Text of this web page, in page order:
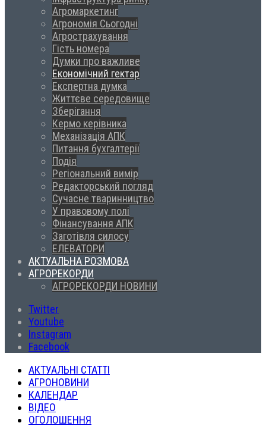
Агромаркетинг
Агрономія Сьогодні
Агрострахування
Гість номера
Думки про важливе
Економічний гектар
Експертна думка
Життєве середовище
Зберігання
Кермо керівника
Механізація АПК
Питання бухгалтерії
Подія
Регіональний вимір
Редакторський погляд
Сучасне тваринництво
У правовому полі
Фінансування АПК
Заготівля силосу
ЕЛЕВАТОРИ
АКТУАЛЬНА РОЗМОВА
АГРОРЕКОРДИ
АГРОРЕКОРДИ НОВИНИ
Twitter
Youtube
Instagram
Facebook
АКТУАЛЬНІ СТАТТІ
АГРОНОВИНИ
КАЛЕНДАР
ВІДЕО
ОГОЛОШЕННЯ